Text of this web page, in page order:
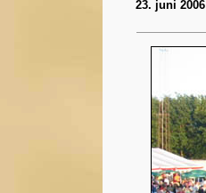
23. juni 2006